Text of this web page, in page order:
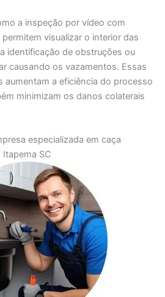
a inspeção por vídeo com
visualizar o interior das
identificação de obstruções ou
causando os vazamentos. Essas
aumentam a eficiência do processo
minimizam os danos colaterais
especializada em caça
SC